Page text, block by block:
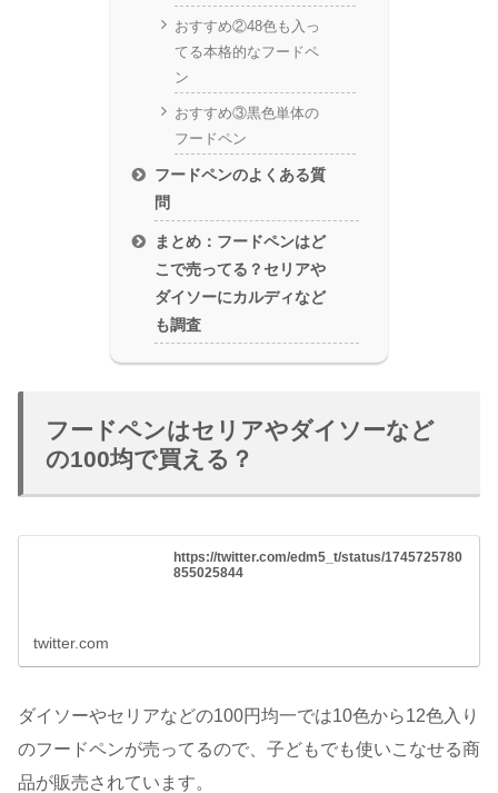
おすすめ②48色も入っ
てる本格的なフードペ
ン
おすすめ③黒色単体の
フードペン
フードペンのよくある質
問
まとめ：フードペンはど
こで売ってる？セリアや
ダイソーにカルディなど
も調査
フードペンはセリアやダイソーなど
の100均で買える？
https://twitter.com/edm5_t/status/1745725780
855025844
twitter.com
ダイソーやセリアなどの100円均一では10色から12色入り
のフードペンが売ってるので、子どもでも使いこなせる商
品が販売されています。